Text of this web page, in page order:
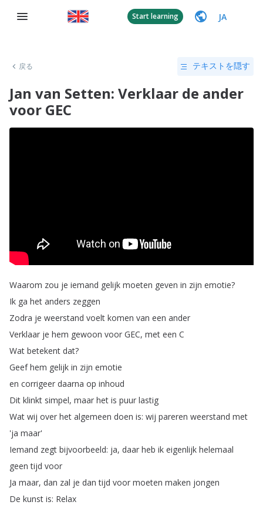
Start learning JA
戻る テキストを隠す
Jan van Setten: Verklaar de ander
voor GEC
Waarom zou je iemand gelijk moeten geven in zijn emotie?
Ik ga het anders zeggen
Zodra je weerstand voelt komen van een ander
Verklaar je hem gewoon voor GEC, met een C
Wat betekent dat?
Geef hem gelijk in zijn emotie
en corrigeer daarna op inhoud
Dit klinkt simpel, maar het is puur lastig
Wat wij over het algemeen doen is: wij pareren weerstand met
'ja maar'
Iemand zegt bijvoorbeeld: ja, daar heb ik eigenlijk helemaal
geen tijd voor
Ja maar, dan zal je dan tijd voor moeten maken jongen
De kunst is: Relax